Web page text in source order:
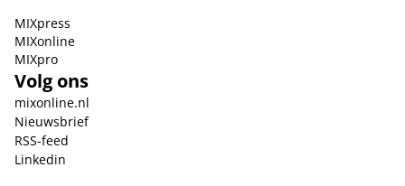
MIXpress
MIXonline
MIXpro
Volg ons
mixonline.nl
Nieuwsbrief
RSS-feed
Linkedin